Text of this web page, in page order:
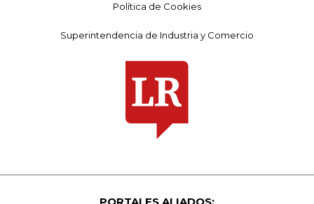
Política de Cookies
Superintendencia de Industria y Comercio